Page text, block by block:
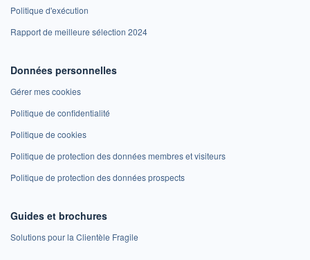
Politique d'exécution
Rapport de meilleure sélection 2024
Données personnelles
Gérer mes cookies
Politique de confidentialité
Politique de cookies
Politique de protection des données membres et visiteurs
Politique de protection des données prospects
Guides et brochures
Solutions pour la Clientèle Fragile